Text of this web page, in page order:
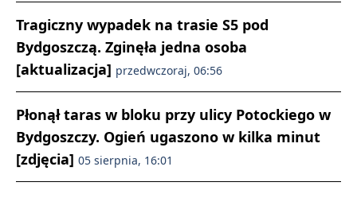
Tragiczny wypadek na trasie S5 pod
Bydgoszczą. Zginęła jedna osoba
[aktualizacja] przedwczoraj, 06:56
Płonął taras w bloku przy ulicy Potockiego w
Bydgoszczy. Ogień ugaszono w kilka minut
[zdjęcia] 05 sierpnia, 16:01